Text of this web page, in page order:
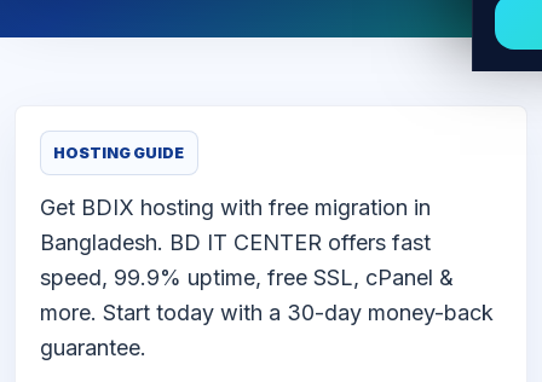
HOSTING GUIDE
Get BDIX hosting with free migration in
Bangladesh. BD IT CENTER offers fast
speed, 99.9% uptime, free SSL, cPanel &
more. Start today with a 30-day money-back
guarantee.